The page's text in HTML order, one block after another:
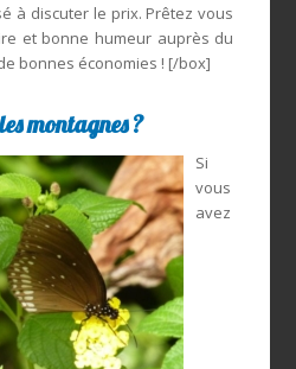
à discuter le prix. Prêtez vous
et bonne humeur auprès du
bonnes économies ! [/box]
montagnes ?
Si
vous
avez